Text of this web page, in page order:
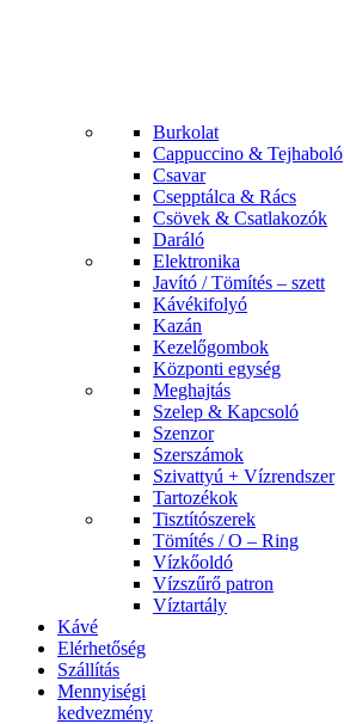
Burkolat
Cappuccino & Tejhaboló
Csavar
Csepptálca & Rács
Csövek & Csatlakozók
Daráló
Elektronika
Javító / Tömítés – szett
Kávékifolyó
Kazán
Kezelőgombok
Központi egység
Meghajtás
Szelep & Kapcsoló
Szenzor
Szerszámok
Szivattyú + Vízrendszer
Tartozékok
Tisztítószerek
Tömítés / O – Ring
Vízkőoldó
Vízszűrő patron
Víztartály
Kávé
Elérhetőség
Szállítás
Mennyiségi
kedvezmény